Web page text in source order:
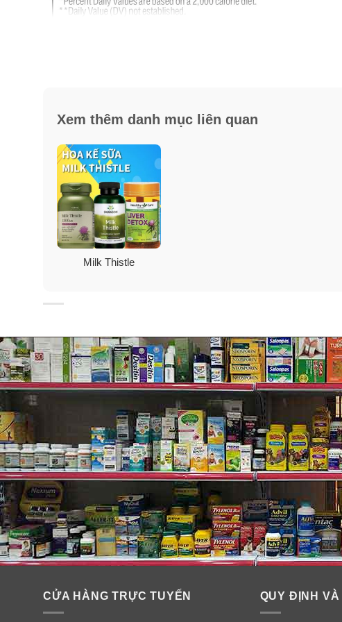
trunature
là một nhãn hiệu được đăng ký của Costco
Health Complex được bán trên mạng và tại các địa chỉ
hướng dẫn in trên bao bì sản phẩm trước khi sử dụng.
Xem thêm danh mục liên quan
Milk Thistle
CỬA HÀNG TRỰC TUYẾN QUY ĐỊNH VÀ